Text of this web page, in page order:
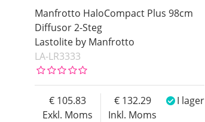
Manfrotto HaloCompact Plus 98cm
Diffusor 2-Steg
Lastolite by Manfrotto
LA-LR3333
Exkl. Moms
105.83
Inkl. Moms
132.29 I lager